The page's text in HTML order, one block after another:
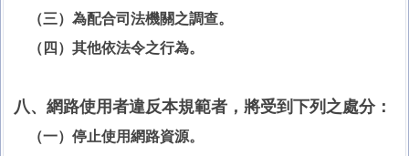
（三）為配合司法機關之調查。
（四）其他依法令之行為。
八、網路使用者違反本規範者，將受到下列之處分：
（一）停止使用網路資源。